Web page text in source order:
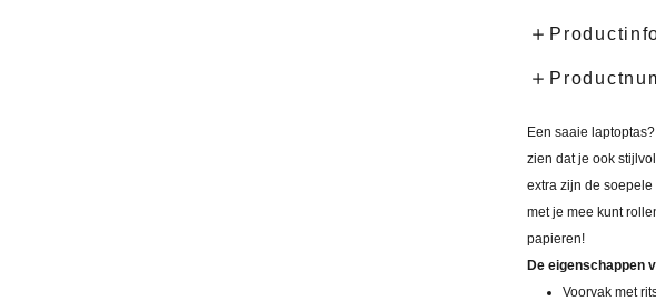
Een saaie
zien dat je ook
extra zijn de
met je mee kunt
papieren!
De eigenschappen
Voorvak met